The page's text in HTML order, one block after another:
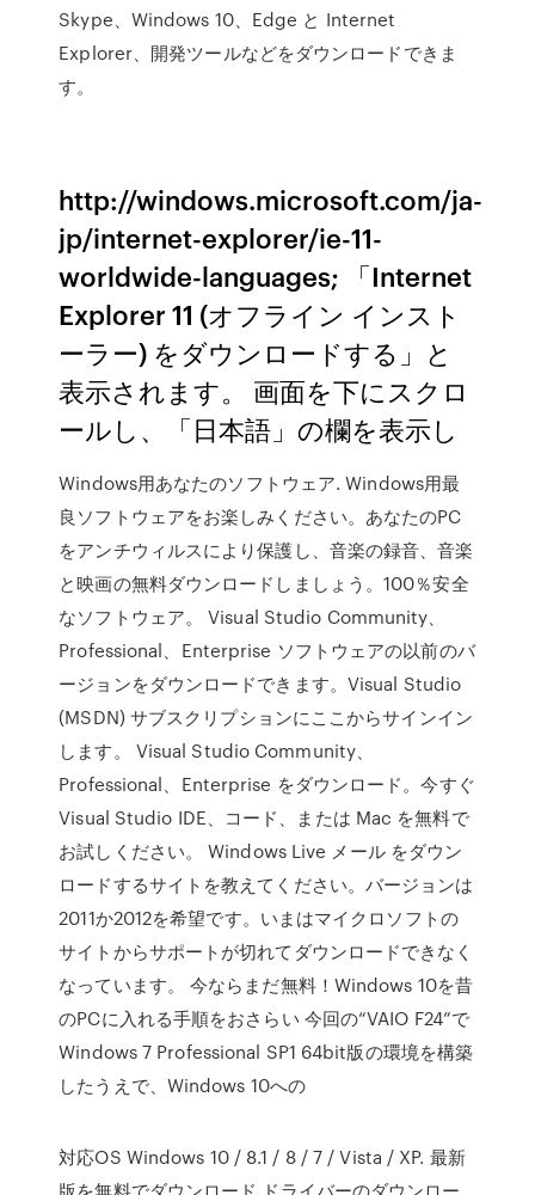
Skype、Windows 10、Edge と Internet
Explorer、開発ツールなどをダウンロードできま
す。
http://windows.microsoft.com/ja-
jp/internet-explorer/ie-11-
worldwide-languages; 「Internet
Explorer 11 (オフライン インスト
ーラー) をダウンロードする」と
表示されます。 画面を下にスクロ
ールし、「日本語」の欄を表示し
Windows用あなたのソフトウェア. Windows用最
良ソフトウェアをお楽しみください。あなたのPC
をアンチウィルスにより保護し、音楽の録音、音楽
と映画の無料ダウンロードしましょう。100％安全
なソフトウェア。 Visual Studio Community、
Professional、Enterprise ソフトウェアの以前のバ
ージョンをダウンロードできます。Visual Studio
(MSDN) サブスクリプションにここからサインイン
します。 Visual Studio Community、
Professional、Enterprise をダウンロード。今すぐ
Visual Studio IDE、コード、または Mac を無料で
お試しください。 Windows Live メール をダウン
ロードするサイトを教えてください。バージョンは
2011か2012を希望です。いまはマイクロソフトの
サイトからサポートが切れてダウンロードできなく
なっています。 今ならまだ無料！Windows 10を昔
のPCに入れる手順をおさらい 今回の“VAIO F24”で
Windows 7 Professional SP1 64bit版の環境を構築
したうえで、Windows 10への
対応OS Windows 10 / 8.1 / 8 / 7 / Vista / XP. 最新
版を無料でダウンロード ドライバーのダウンロー